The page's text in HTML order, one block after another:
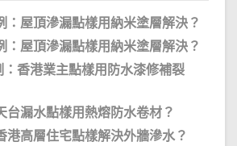
：屋頂滲漏點樣用納米塗層解決？
：屋頂滲漏點樣用納米塗層解決？
：香港業主點樣用防水漆修補裂
台漏水點樣用熱熔防水卷材？
港高層住宅點樣解決外牆滲水？